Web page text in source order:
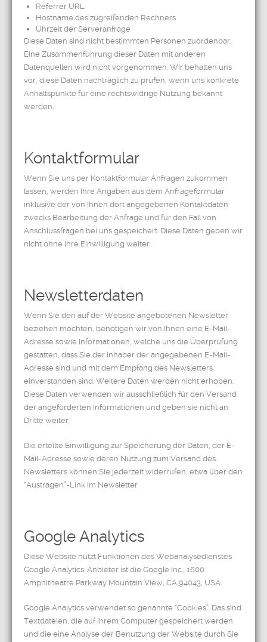
Referrer URL
Hostname des zugreifenden Rechners
Uhrzeit der Serveranfrage
Diese Daten sind nicht bestimmten Personen zuordenbar.
Eine Zusammenführung dieser Daten mit anderen
Datenquellen wird nicht vorgenommen. Wir behalten uns
vor, diese Daten nachträglich zu prüfen, wenn uns konkrete
Anhaltspunkte für eine rechtswidrige Nutzung bekannt
werden.
Kontaktformular
Wenn Sie uns per Kontaktformular Anfragen zukommen
lassen, werden Ihre Angaben aus dem Anfrageformular
inklusive der von Ihnen dort angegebenen Kontaktdaten
zwecks Bearbeitung der Anfrage und für den Fall von
Anschlussfragen bei uns gespeichert. Diese Daten geben wir
nicht ohne Ihre Einwilligung weiter.
Newsletterdaten
Wenn Sie den auf der Website angebotenen Newsletter
beziehen möchten, benötigen wir von Ihnen eine E-Mail-
Adresse sowie Informationen, welche uns die Überprüfung
gestatten, dass Sie der Inhaber der angegebenen E-Mail-
Adresse sind und mit dem Empfang des Newsletters
einverstanden sind. Weitere Daten werden nicht erhoben.
Diese Daten verwenden wir ausschließlich für den Versand
der angeforderten Informationen und geben sie nicht an
Dritte weiter.
Die erteilte Einwilligung zur Speicherung der Daten, der E-
Mail-Adresse sowie deren Nutzung zum Versand des
Newsletters können Sie jederzeit widerrufen, etwa über den
“Austragen”-Link im Newsletter.
Google Analytics
Diese Website nutzt Funktionen des Webanalysedienstes
Google Analytics. Anbieter ist die Google Inc., 1600
Amphitheatre Parkway Mountain View, CA 94043, USA.
Google Analytics verwendet so genannte “Cookies”. Das sind
Textdateien, die auf Ihrem Computer gespeichert werden
und die eine Analyse der Benutzung der Website durch Sie